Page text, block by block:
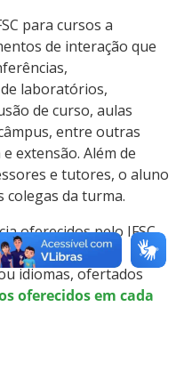
para cursos a
de interação que
laboratórios,
de curso, aulas
entre outras
extensão. Além de
e tutores, o aluno
da turma.
oferecidos pelo IFSC.
de qualificação
idiomas, ofertados
oferecidos em cada